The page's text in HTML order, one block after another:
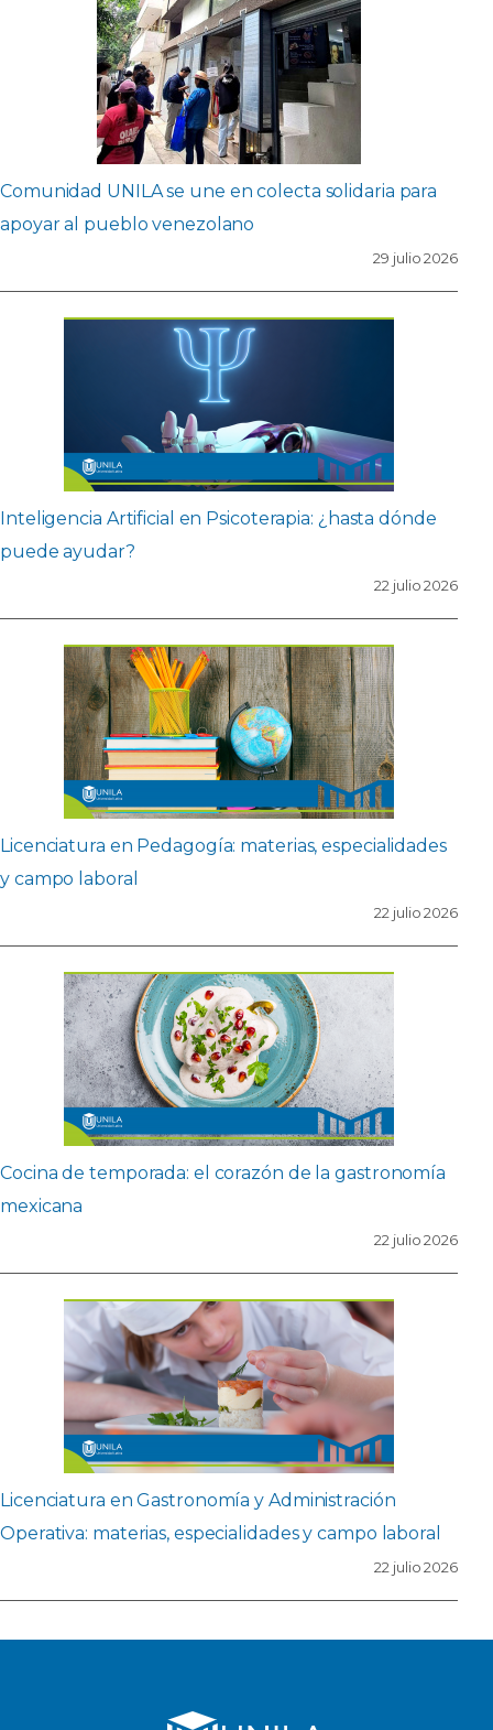
Comunidad UNILA se une en colecta solidaria para
apoyar al pueblo venezolano
29 julio 2026
Inteligencia Artificial en Psicoterapia: ¿hasta dónde
puede ayudar?
22 julio 2026
Licenciatura en Pedagogía: materias, especialidades
y campo laboral
22 julio 2026
Cocina de temporada: el corazón de la gastronomía
mexicana
22 julio 2026
Licenciatura en Gastronomía y Administración
Operativa: materias, especialidades y campo laboral
22 julio 2026